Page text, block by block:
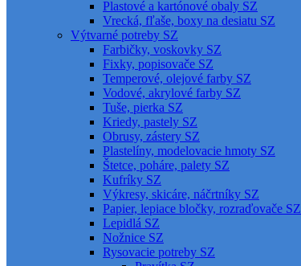
Plastové a kartónové obaly SZ
Vrecká, fľaše, boxy na desiatu SZ
Výtvarné potreby SZ
Farbičky, voskovky SZ
Fixky, popisovače SZ
Temperové, olejové farby SZ
Vodové, akrylové farby SZ
Tuše, pierka SZ
Kriedy, pastely SZ
Obrusy, zástery SZ
Plastelíny, modelovacie hmoty SZ
Štetce, poháre, palety SZ
Kufríky SZ
Výkresy, skicáre, náčrtníky SZ
Papier, lepiace bločky, rozraďovače SZ
Lepidlá SZ
Nožnice SZ
Rysovacie potreby SZ